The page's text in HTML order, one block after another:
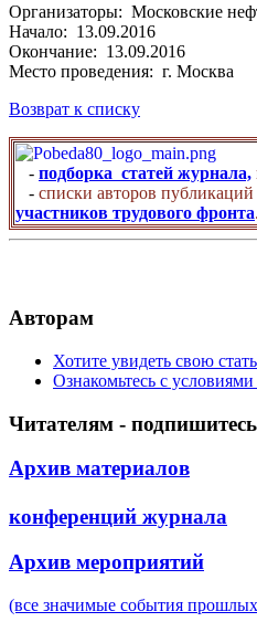
Организаторы: Московские
Начало: 13.09.2016
Окончание: 13.09.2016
Место проведения: г. Москва
Возврат к списку
- подборка статей журнала,
- списки авторов
участников трудового фронта.
Авторам
Хотите увидеть свою
Ознакомьтесь с
Читателям -
Архив материалов
конференций журнала
Архив мероприятий
(все значимые события